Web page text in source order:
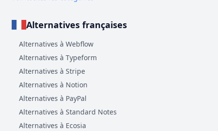
Alternatives françaises
Alternatives à Webflow
Alternatives à Typeform
Alternatives à Stripe
Alternatives à Notion
Alternatives à PayPal
Alternatives à Standard Notes
Alternatives à Ecosia